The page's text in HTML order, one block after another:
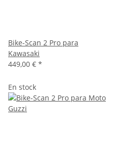
Bike-Scan 2 Pro para
Kawasaki
449,00 € *
En stock